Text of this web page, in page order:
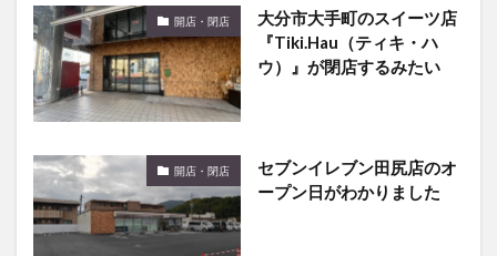
開店・閉店
大分市大手町のスイーツ店
『Tiki.Hau（ティキ・ハ
ウ）』が閉店するみたい
開店・閉店
セブンイレブン田尻店のオ
ープン日がわかりました